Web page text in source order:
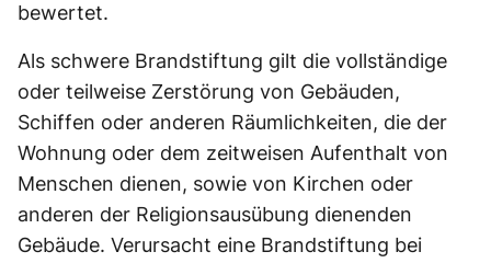
bewertet.
Als schwere Brandstiftung gilt die vollständige
oder teilweise Zerstörung von Gebäuden,
Schiffen oder anderen Räumlichkeiten, die der
Wohnung oder dem zeitweisen Aufenthalt von
Menschen dienen, sowie von Kirchen oder
anderen der Religionsausübung dienenden
Gebäude. Verursacht eine Brandstiftung bei